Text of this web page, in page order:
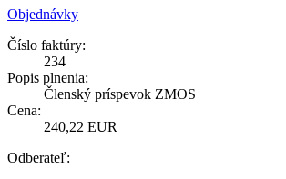
Objednávky
Číslo faktúry:
234
Popis plnenia:
Členský príspevok ZMOS
Cena:
240,22 EUR
Odberateľ: